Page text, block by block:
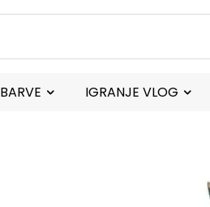
BARVE IGRANJE VLOG